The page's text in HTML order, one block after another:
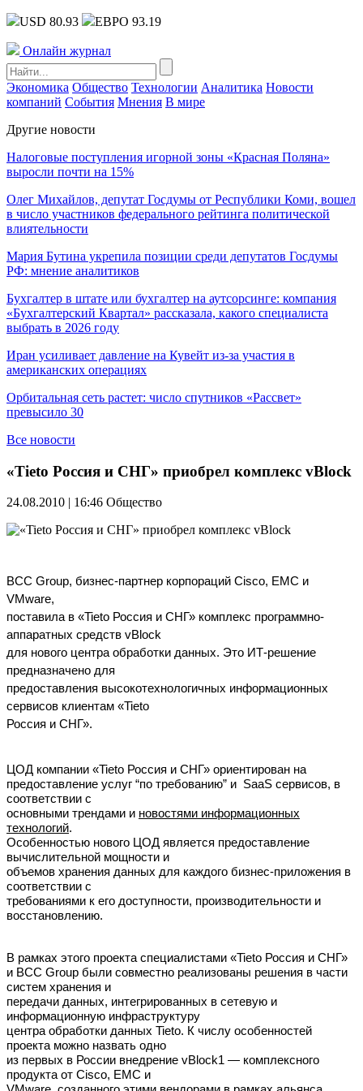
USD 80.93 ЕВРО 93.19
Онлайн журнал
Экономика Общество Технологии Аналитика Новости
компаний События Мнения В мире
Другие новости
Налоговые поступления игорной зоны «Красная Поляна»
выросли почти на 15%
Олег Михайлов, депутат Госдумы от Республики Коми, вошел
в число участников федерального рейтинга политической
влиятельности
Мария Бутина укрепила позиции среди депутатов Госдумы
РФ: мнение аналитиков
Бухгалтер в штате или бухгалтер на аутсорсинге: компания
«Бухгалтерский Квартал» рассказала, какого специалиста
выбрать в 2026 году
Иран усиливает давление на Кувейт из-за участия в
американских операциях
Орбитальная сеть растет: число спутников «Рассвет»
превысило 30
Все новости
«Tieto Россия и СНГ» приобрел комплекс vBlock
24.08.2010 | 16:46 Общество
BCC Group, бизнес-партнер корпораций Cisco, EMC и
VMware,
поставила в «Tieto Россия и СНГ» комплекс программно-
аппаратных средств vBlock
для нового центра обработки данных. Это ИТ-решение
предназначено для
предоставления высокотехнологичных информационных
сервисов клиентам «Tieto
Россия и СНГ».
ЦОД компании «Tieto Россия и СНГ» ориентирован на
предоставление услуг “по требованию” и SaaS сервисов, в
соответствии с
основными трендами и новостями информационных
технологий.
Особенностью нового ЦОД является предоставление
вычислительной мощности и
объемов хранения данных для каждого бизнес-приложения в
соответствии с
требованиями к его доступности, производительности и
восстановлению.
В рамках этого проекта специалистами «Tieto Россия и СНГ»
и ВСС Group были совместно реализованы решения в части
систем хранения и
передачи данных, интегрированных в сетевую и
информационную инфраструктуру
центра обработки данных Tieto. К числу особенностей
проекта можно назвать одно
из первых в России внедрение vBlock1 — комплексного
продукта от Cisco, EMC и